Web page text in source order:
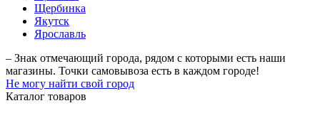
Щербинка
Якутск
Ярославль
– Знак отмечающий города, рядом с которыми есть наши
магазины. Точки самовывоза есть в каждом городе!
Не могу найти свой город
Каталог товаров